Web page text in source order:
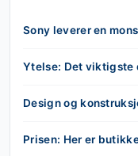
Sony leverer en
Ytelse: Det viktigste
Design og
Prisen: Her er